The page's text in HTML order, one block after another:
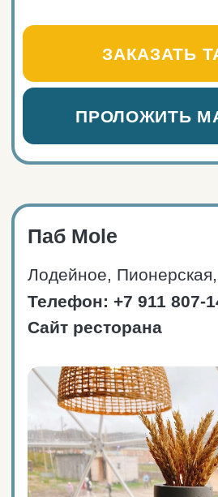
Телефон: +7 921 164-82-05
Сайт ресторана
Самая северная пивоварня
в 300 метрах от песчаного
пляжа.
Средний чек: от 1000₽.
Большой выбор закусок и блюд
национальной кухни.